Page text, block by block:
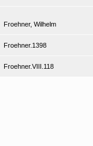
Froehner, Wilhelm
Froehner.1398
Froehner.VIII.118